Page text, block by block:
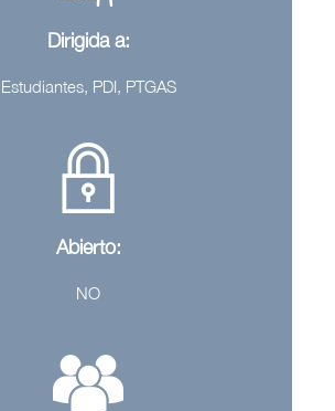
Dirigida a:
Estudiantes, PDI, PTGAS
Abierto:
NO